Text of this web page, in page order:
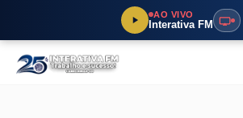
AO VIVO
Interativa FM